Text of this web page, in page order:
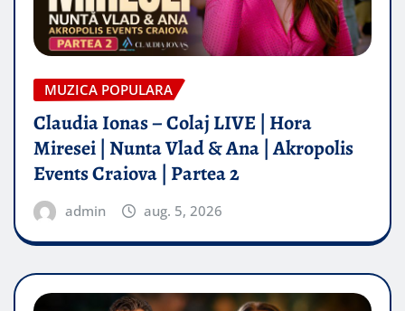
MUZICA POPULARA
Claudia Ionas – Colaj LIVE | Hora
Miresei | Nunta Vlad & Ana | Akropolis
Events Craiova | Partea 2
admin aug. 5, 2026